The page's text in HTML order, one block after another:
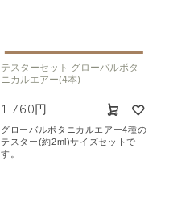
眠り
テスターセット グローバルボタ
ニカルエアー(4本)
1,760円
グローバルボタニカルエアー4種の
テスター(約2ml)サイズセットで
す。